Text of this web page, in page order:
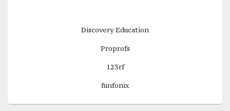
Discovery Education
Proprofs
123rf
funfonix